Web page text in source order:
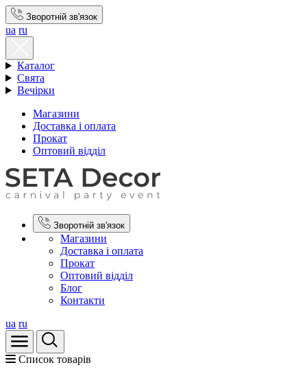
Зворотній зв'язок
ua ru
Каталог
Свята
Вечірки
Магазини
Доставка і оплата
Прокат
Оптовий відділ
Зворотній зв'язок
Магазини
Доставка і оплата
Прокат
Оптовий відділ
Блог
Контакти
ua ru
Список товарів